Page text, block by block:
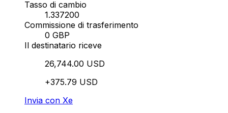
Tasso di cambio
1.337200
Commissione di trasferimento
0 GBP
Il destinatario riceve
26,744.00 USD
+375.79 USD
Invia con Xe